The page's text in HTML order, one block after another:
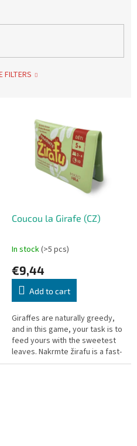
FILTERS
Coucou la Girafe (CZ)
In stock(>5 pcs)
€9,44
Add to cart
Giraffes are naturally greedy,
and in this game, your task is to
feed yours with the sweetest
leaves. Nakrmte žirafu is a fast-
paced game of observation and